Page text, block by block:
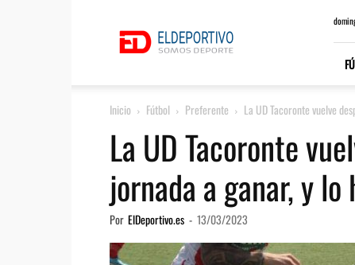
Inicio Fútbol Preferente La UD Tacoronte vuelve
La UD Tacoronte
jornada a ganar, y
Por ElDeportivo.es - 13/03/2023